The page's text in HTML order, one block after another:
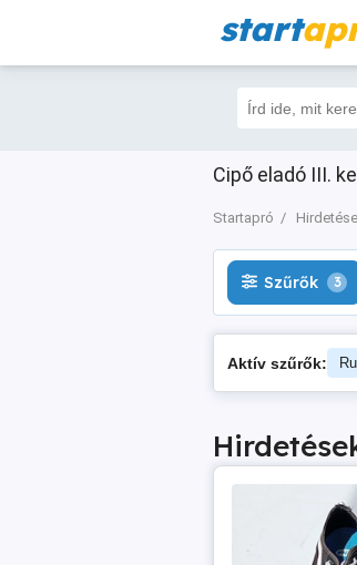
start
Cipő eladó III.
Startapró
Szűrők 3
Szűrők 3
Aktív szűrők: